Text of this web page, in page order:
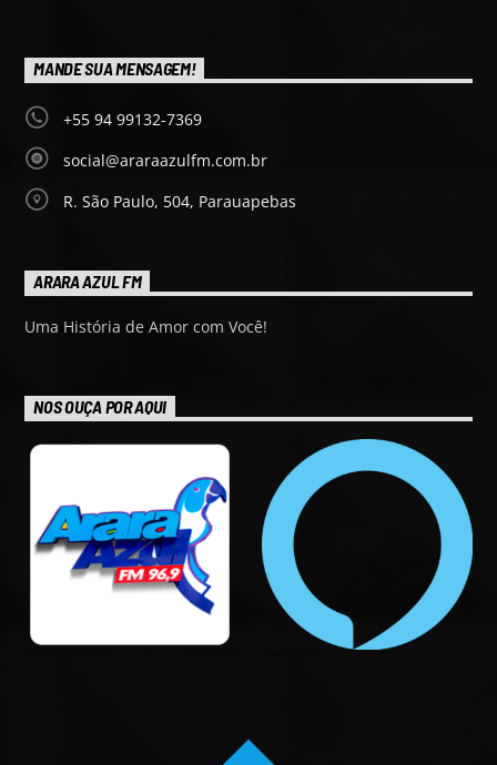
MANDE SUA MENSAGEM!
+55 94 99132-7369
social@araraazulfm.com.br
R. São Paulo, 504, Parauapebas
ARARA AZUL FM
Uma História de Amor com Você!
NOS OUÇA POR AQUI